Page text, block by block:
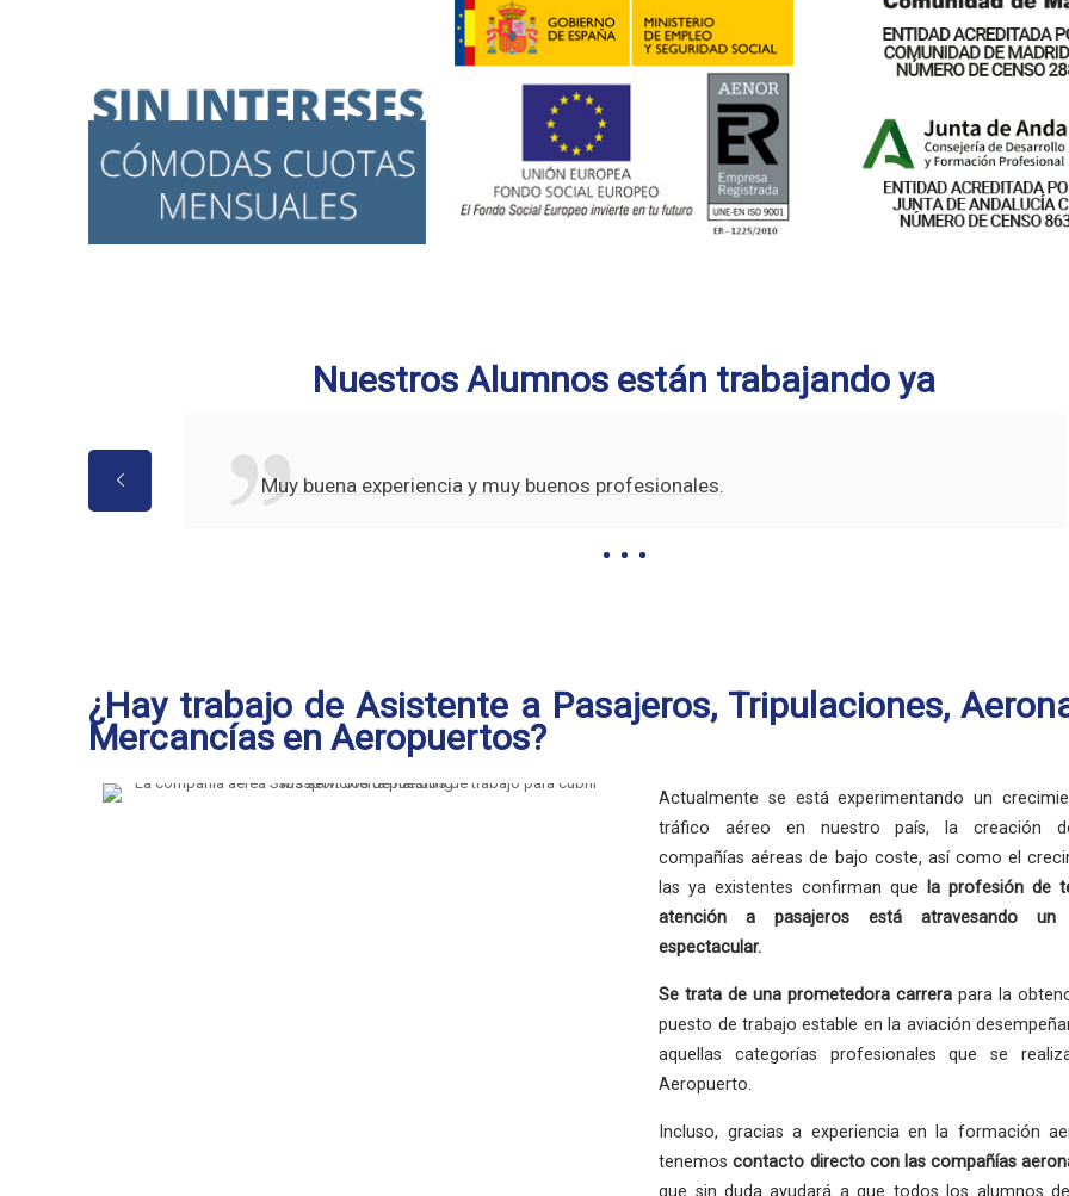
Nuestros Alumnos están trabajando ya
Muy buena experiencia y muy buenos profesionales.
¿Hay trabajo de Asistente a Pasajeros, Tripulaciones,
Mercancías en Aeropuertos?
Actualmente se está experimentando un
tráfico aéreo en nuestro país, la creación
compañías aéreas de bajo coste, así como el
las ya existentes confirman que
la profesión de
atención a pasajeros está atravesando un
espectacular.
Se trata de una prometedora carrerapara la
puesto de trabajo estable en la aviación
aquellas categorías profesionales que se
Aeropuerto.
Incluso, gracias a experiencia en la formación
tenemoscontacto directo con las compañías
que sin duda ayudará a que todos los alumnos